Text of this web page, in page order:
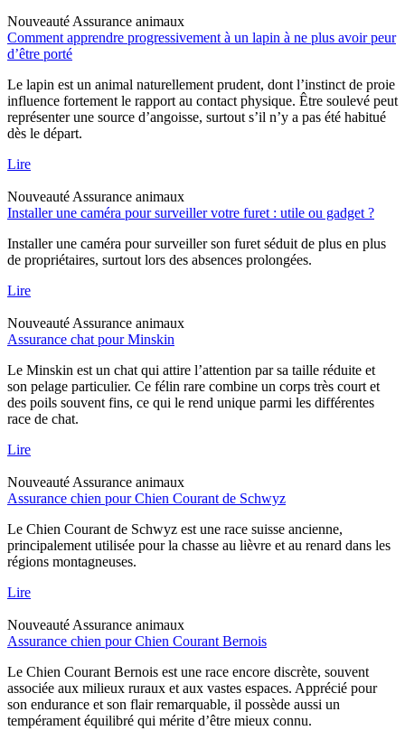
Nouveauté Assurance animaux
Comment apprendre progressivement à un lapin à ne plus avoir peur
d’être porté
Le lapin est un animal naturellement prudent, dont l’instinct de proie
influence fortement le rapport au contact physique. Être soulevé peut
représenter une source d’angoisse, surtout s’il n’y a pas été habitué
dès le départ.
Lire
Nouveauté Assurance animaux
Installer une caméra pour surveiller votre furet : utile ou gadget ?
Installer une caméra pour surveiller son furet séduit de plus en plus
de propriétaires, surtout lors des absences prolongées.
Lire
Nouveauté Assurance animaux
Assurance chat pour Minskin
Le Minskin est un chat qui attire l’attention par sa taille réduite et
son pelage particulier. Ce félin rare combine un corps très court et
des poils souvent fins, ce qui le rend unique parmi les différentes
race de chat.
Lire
Nouveauté Assurance animaux
Assurance chien pour Chien Courant de Schwyz
Le Chien Courant de Schwyz est une race suisse ancienne,
principalement utilisée pour la chasse au lièvre et au renard dans les
régions montagneuses.
Lire
Nouveauté Assurance animaux
Assurance chien pour Chien Courant Bernois
Le Chien Courant Bernois est une race encore discrète, souvent
associée aux milieux ruraux et aux vastes espaces. Apprécié pour
son endurance et son flair remarquable, il possède aussi un
tempérament équilibré qui mérite d’être mieux connu.